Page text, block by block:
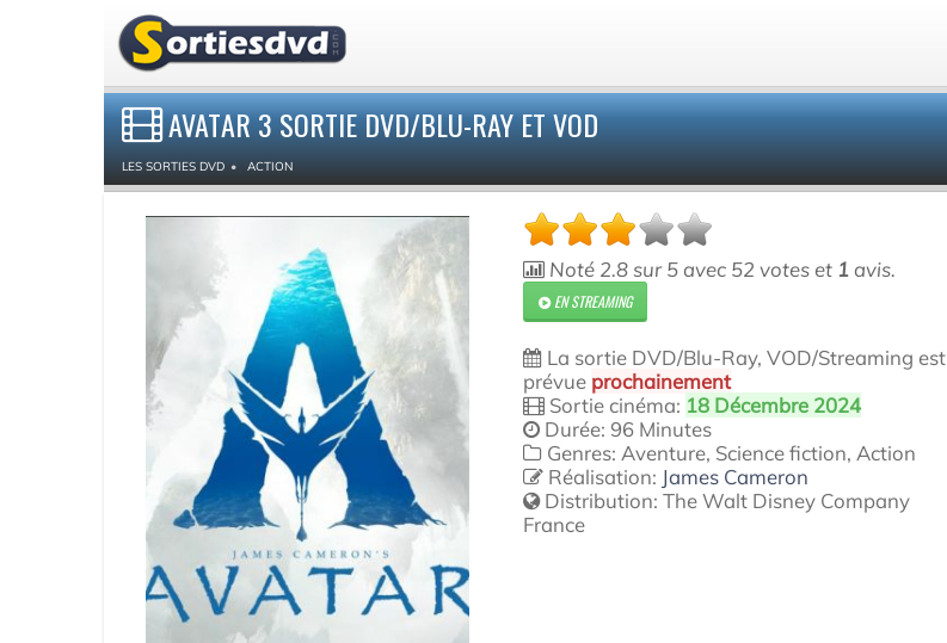
AVATAR 3 SORTIE DVD/BLU-RAY ET VOD
LES SORTIES DVD ACTION
Noté 2.8sur5 avec 52 votes et 1 avis.
EN STREAMING
La sortie DVD/Blu-Ray, VOD/Streaming est
prévue prochainement
Sortie cinéma: 18 Décembre 2024
Durée: 96 Minutes
Genres: Aventure, Science fiction, Action
Réalisation: James Cameron
Distribution:The Walt Disney Company
France